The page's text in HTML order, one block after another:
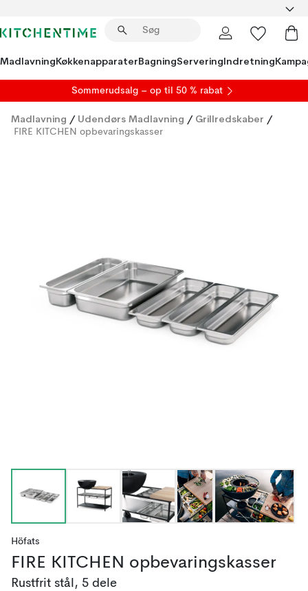
MadlavningKøkkenapparaterBagningServeringIndretning
Sommerudsalg – op til 50 % rabat
Madlavning / Udendørs Madlavning / Grillredskaber /
FIRE KITCHEN opbevaringskasser
Höfats
FIRE KITCHEN opbevaringskasser
Rustfrit stål, 5 dele